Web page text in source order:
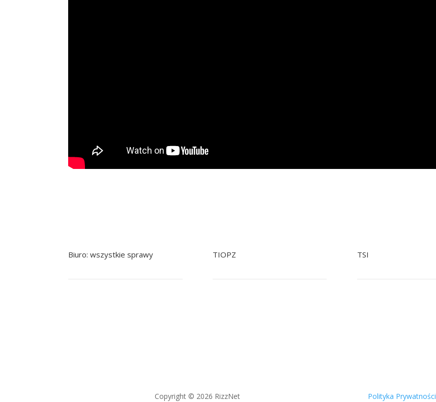
Biuro: wszystkie sprawy TIOPZ TSI
Copyright © 2026 RizzNet Polityka Prywatności